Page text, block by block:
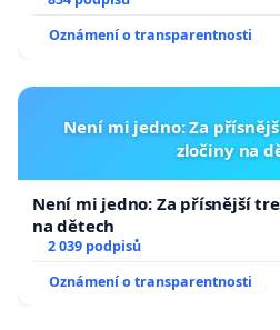
Oznámení o transparentnosti
Není mi jedno: Za
zločiny na
Není mi jedno: Za přísnější
na dětech
2 039 podpisů
Oznámení o transparentnosti